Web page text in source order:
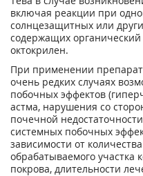
включая реакции при
солнцезащитных или
содержащих
октокрилен.
При применении
очень редких случаях
побочных эффектов
астма, нарушения со
почечной
системных побочных
зависимости от
обрабатываемого участка
покрова, длительности